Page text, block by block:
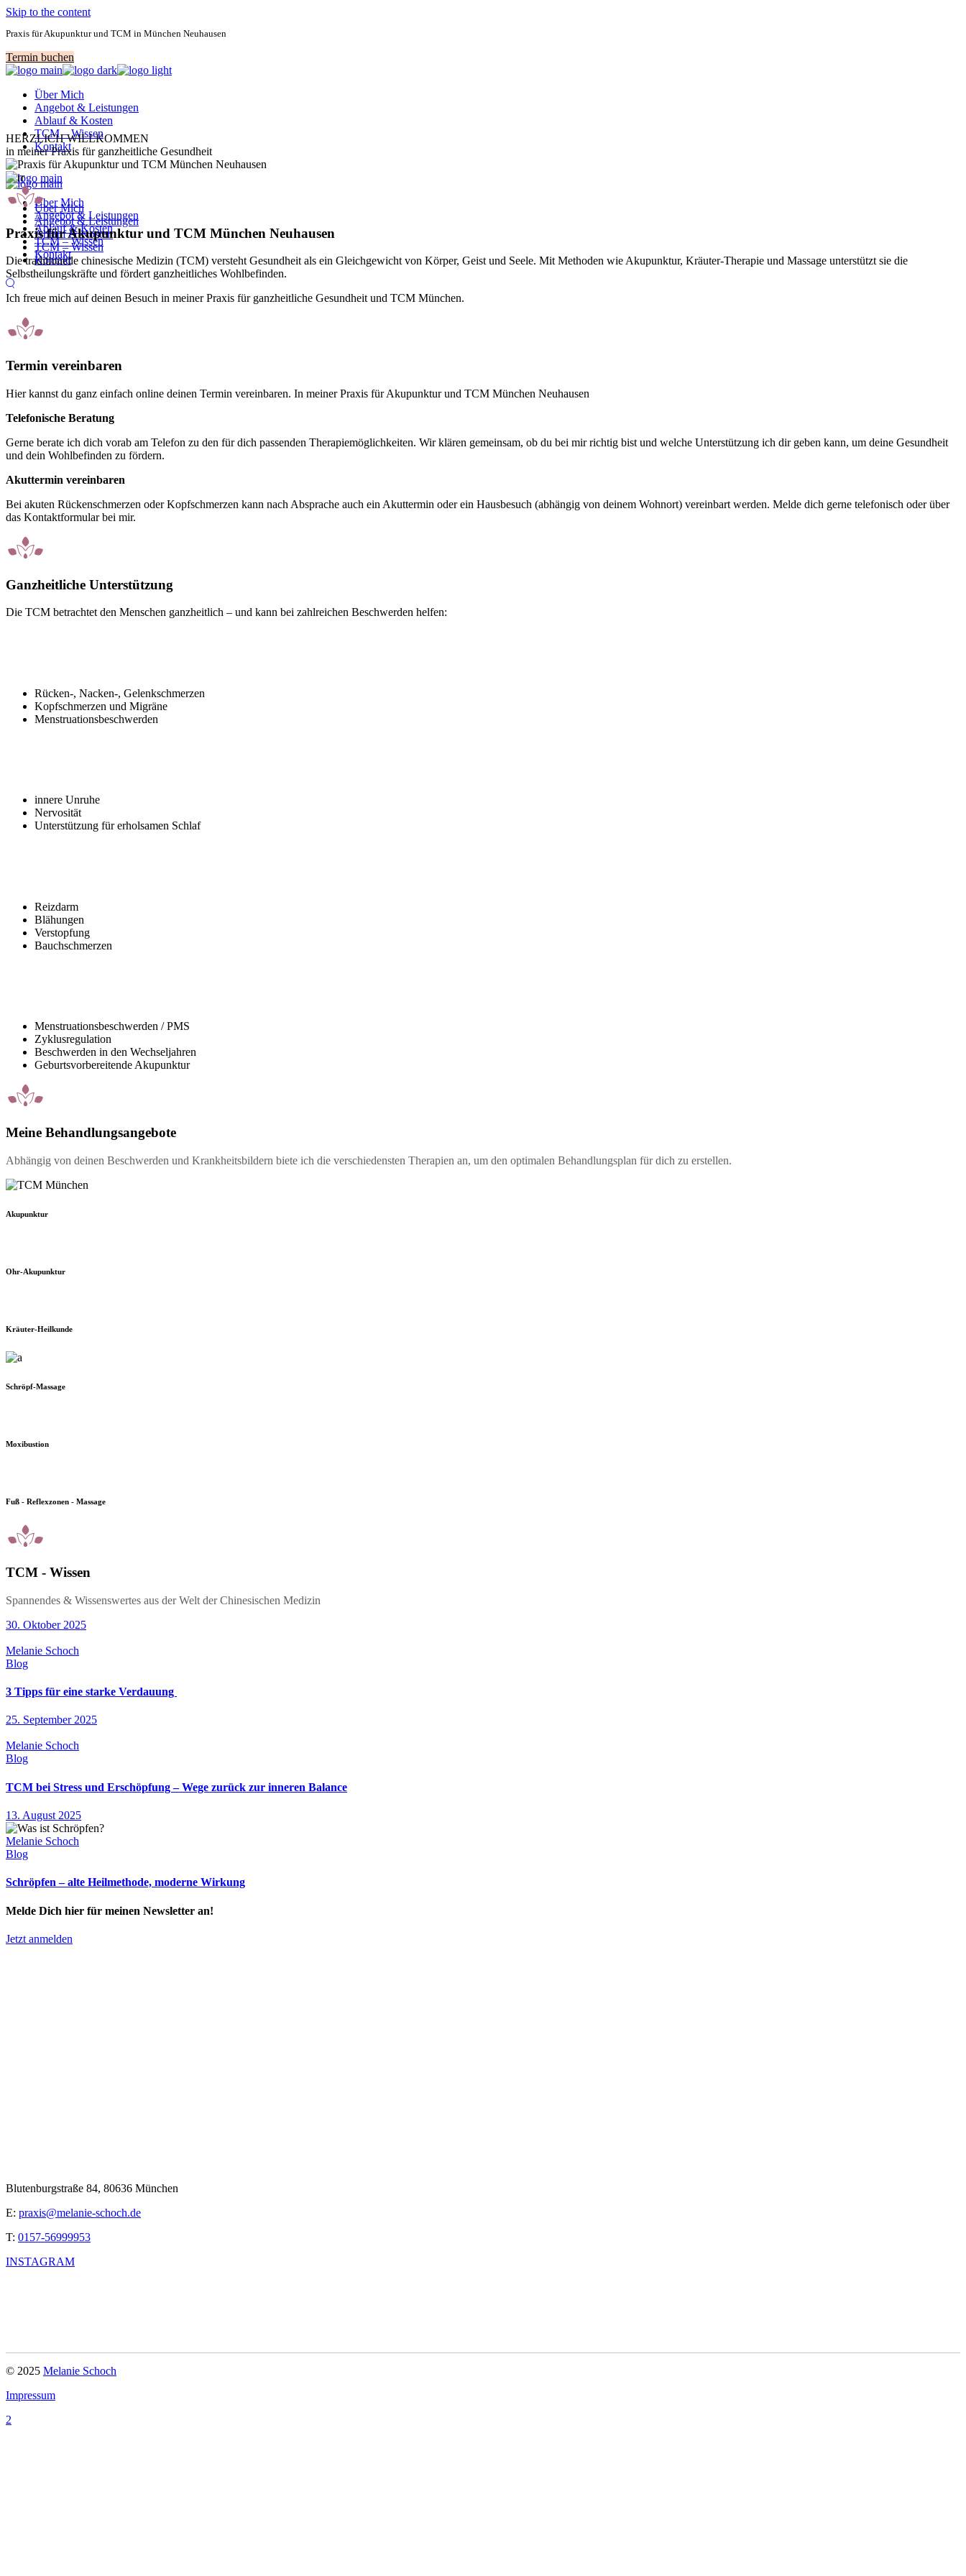
Skip to the content
Praxis für Akupunktur und TCM in München Neuhausen
Termin buchen
Über Mich
Angebot & Leistungen
Ablauf & Kosten
TCM – Wissen
Kontakt
Über Mich
Angebot & Leistungen
Ablauf & Kosten
TCM – Wissen
Kontakt
Über Mich
Angebot & Leistungen
Ablauf & Kosten
TCM – Wissen
Kontakt
HERZLICH WILLKOMMEN
in meiner Praxis für ganzheitliche Gesundheit
Praxis für Akupunktur und TCM München Neuhausen
Die traditionelle chinesische Medizin (TCM) versteht Gesundheit als ein Gleichgewicht von Körper, Geist und Seele. Mit Methoden wie Akupunktur, Kräuter-Therapie und Massage unterstützt sie die
Selbstheilungskräfte und fördert ganzheitliches Wohlbefinden.
Ich freue mich auf deinen Besuch in meiner Praxis für ganzheitliche Gesundheit und TCM München.
Termin vereinbaren
Hier kannst du ganz einfach online deinen Termin vereinbaren. In meiner Praxis für Akupunktur und TCM München Neuhausen
Telefonische Beratung
Gerne berate ich dich vorab am Telefon zu den für dich passenden Therapiemöglichkeiten. Wir klären gemeinsam, ob du bei mir richtig bist und welche Unterstützung ich dir geben kann, um deine Gesundheit
und dein Wohlbefinden zu fördern.
Akuttermin vereinbaren
Bei akuten Rückenschmerzen oder Kopfschmerzen kann nach Absprache auch ein Akuttermin oder ein Hausbesuch (abhängig von deinem Wohnort) vereinbart werden. Melde dich gerne telefonisch oder über
das Kontaktformular bei mir.
Ganzheitliche Unterstützung
Die TCM betrachtet den Menschen ganzheitlich – und kann bei zahlreichen Beschwerden helfen:
Rücken-, Nacken-, Gelenkschmerzen
Kopfschmerzen und Migräne
Menstruationsbeschwerden
innere Unruhe
Nervosität
Unterstützung für erholsamen Schlaf
Reizdarm
Blähungen
Verstopfung
Bauchschmerzen
Menstruationsbeschwerden / PMS
Zyklusregulation
Beschwerden in den Wechseljahren
Geburtsvorbereitende Akupunktur
Meine Behandlungsangebote
Abhängig von deinen Beschwerden und Krankheitsbildern biete ich die verschiedensten Therapien an, um den optimalen Behandlungsplan für dich zu erstellen.
Akupunktur
Ohr-Akupunktur
Kräuter-Heilkunde
Schröpf-Massage
Moxibustion
Fuß - Reflexzonen - Massage
TCM - Wissen
Spannendes & Wissenswertes aus der Welt der Chinesischen Medizin
30. Oktober 2025
Melanie Schoch
Blog
3 Tipps für eine starke Verdauung
25. September 2025
Melanie Schoch
Blog
TCM bei Stress und Erschöpfung – Wege zurück zur inneren Balance
13. August 2025
Melanie Schoch
Blog
Schröpfen – alte Heilmethode, moderne Wirkung
Melde Dich hier für meinen Newsletter an!
Jetzt anmelden
Blutenburgstraße 84, 80636 München
E: praxis@melanie-schoch.de
T: 0157-56999953
INSTAGRAM
© 2025 Melanie Schoch
Impressum